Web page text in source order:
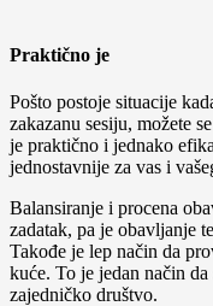
Praktično je
Pošto postoje situacije
zakazanu sesiju, možete
je praktično i jednako
jednostavnije za vas i
Balansiranje i procena
zadatak, pa je obavljanje
Takođe je lep način da
kuće. To je jedan način
zajedničko društvo.